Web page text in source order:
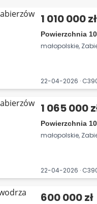
1 010 000 zł
Powierzchnia
małopolskie,
22-04-2026 ·
1 065 000
Powierzchnia
małopolskie,
22-04-2026 ·
600 000 zł